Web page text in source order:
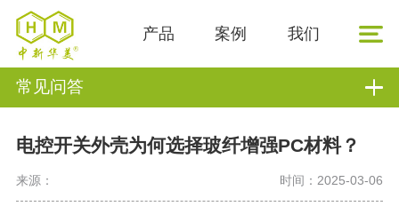
产品 案例 我们
常见问答
电控开关外壳为何选择玻纤增强PC材料？
来源： 时间：2025-03-06